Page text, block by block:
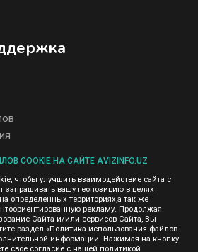
объявлений.
наших пользователей. Мы не
информацию зарегистрированных
третьим лицам. Мы не отвечаем за
сайтов на которые ссылается
страницах нашего сайта представлена
Network. Чтобы узнать
COOKIE НА САЙТЕ AVIZINFO.UZ
чтобы улучшить взаимодействие сайта с
запрашивать вашу геопозицию в целях
определенных территориях,а так же
рекламу. Продолжая
Сайта и/или сервисов Сайта, Вы
раздел «Политика использования файлов
информации. Нажимая на кнопку
свое согласие с нашей политикой